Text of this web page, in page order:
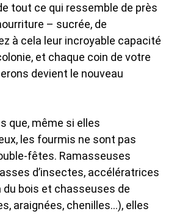
tout ce qui ressemble de près
– sucrée, de
à cela leur incroyable capacité
et chaque coin de votre
devient le nouveau
que, même si elles
les fourmis ne sont pas
fêtes. Ramasseuses
d’insectes, accélératrices
bois et chasseuses de
araignées, chenilles…), elles